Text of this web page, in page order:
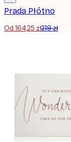
Prada Płótno
Od 164,25 zł219 zł